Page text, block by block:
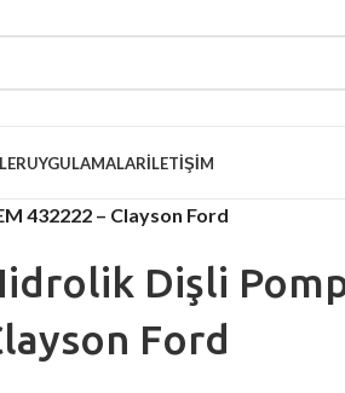
UYGULAMALARİLETIŞIM
432222 – Clayson Ford
Dişli
Ford